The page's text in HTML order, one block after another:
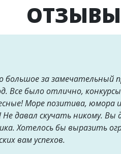
ОТЗЫВЫ
большое за
Все было отлично,
Море позитива, юмора
давал скучать никому. Вы
Хотелось бы выразить
вам успехов.